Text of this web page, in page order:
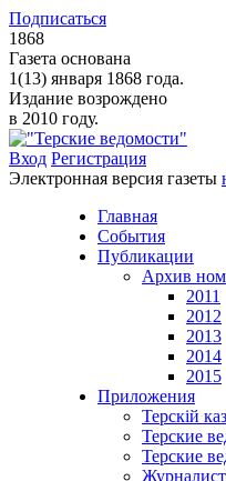
Подписаться
1868
Газета основана
1(13) января 1868 года.
Издание возрождено
в 2010 году.
Вход Регистрация
Электронная версия газеты
Главная
События
Публикации
Архив
2011
2012
2013
2014
2015
Приложения
Терскiй
Терские
Терские